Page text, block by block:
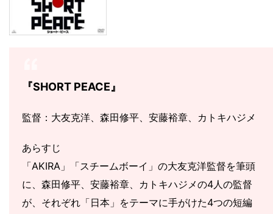
『SHORT PEACE』
監督：大友克洋、森田修平、安藤裕章、カトキハジメ
あらすじ
「AKIRA」「スチームボーイ」の大友克洋監督を筆頭
に、森田修平、安藤裕章、カトキハジメの4人の監督
が、それぞれ「日本」をテーマに手がけた4つの短編